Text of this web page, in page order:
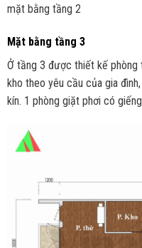
mặt bằng tầng 2
Mặt bằng tầng 3
Ở tầng 3 được thiết kế phòng
kho theo yêu cầu của gia
kín. 1 phòng giặt phơi có